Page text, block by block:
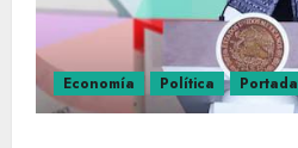
Economía Política Portada